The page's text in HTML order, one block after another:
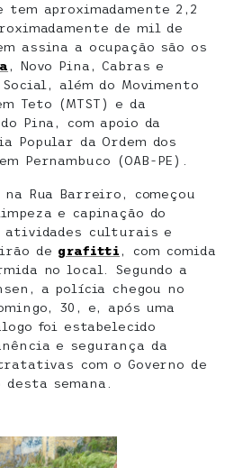
tem aproximadamente 2,2
de mil de
assina a ocupação são os
, Novo Pina, Cabras e
além do Movimento
Teto (MTST) e da
Pina, com apoio da
Popular da Ordem dos
Pernambuco (OAB-PE).
Rua Barreiro, começou
e capinação do
atividades culturais e
de grafitti , com comida
no local. Segundo a
a polícia chegou no
30, e, após uma
foi estabelecido
e segurança da
com o Governo de
semana.